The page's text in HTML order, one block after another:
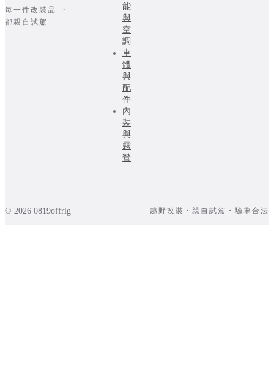
每一件改裝品 ·
都親自試駕
能
與
空
調
車
體
與
配
件
內
裝
與
露
營
© 2026 0819offrig 越野改裝・親自試駕・驗車合法